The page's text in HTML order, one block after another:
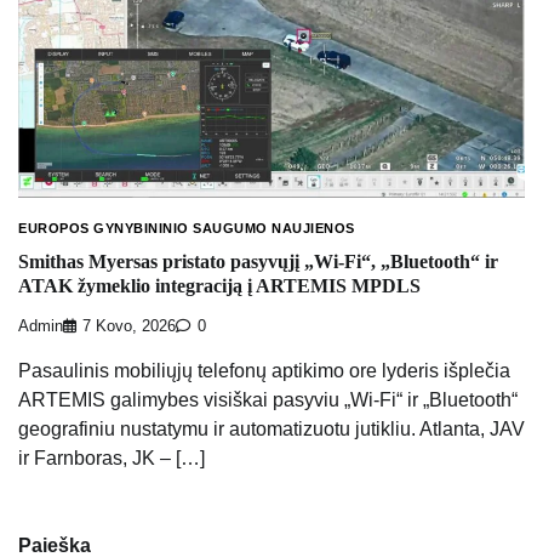
EUROPOS GYNYBININIO SAUGUMO NAUJIENOS
Smithas Myersas pristato pasyvųjį „Wi-Fi“, „Bluetooth“ ir
ATAK žymeklio integraciją į ARTEMIS MPDLS
Admin 7 Kovo, 2026 0
Pasaulinis mobiliųjų telefonų aptikimo ore lyderis išplečia
ARTEMIS galimybes visiškai pasyviu „Wi-Fi“ ir „Bluetooth“
geografiniu nustatymu ir automatizuotu jutikliu. Atlanta, JAV
ir Farnboras, JK – […]
Paieška